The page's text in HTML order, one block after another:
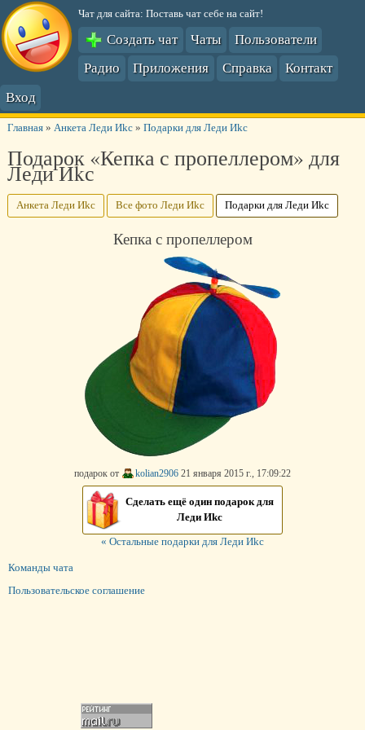
Чат для сайта: Поставь чат себе на сайт!
Создать чат Чаты
Пользователи
Радио
Приложения Справка
Контакт
Вход
Главная» Анкета Леди Иkс» Подарки для Леди Иkс
Подарок «Кепка с пропеллером» для
Леди Иkс
Анкета Леди Иkс Все фото Леди Иkс Подарки для Леди Иkс
Кепка с пропеллером
подарок от kolian2906 21 января 2015 г., 17:09:22
Сделать ещё один подарок для
Леди Иkс
« Остальные подарки для Леди Иkс
Команды чата
Пользовательское соглашение